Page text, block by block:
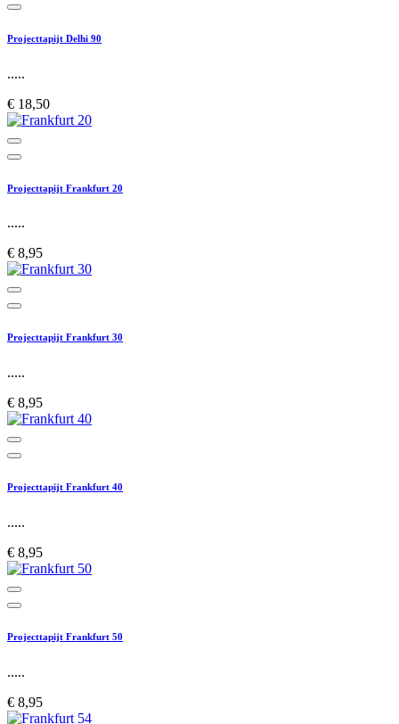
Projecttapijt Delhi 90
.....
€ 18,50
Projecttapijt Frankfurt 20
.....
€ 8,95
Projecttapijt Frankfurt 30
.....
€ 8,95
Projecttapijt Frankfurt 40
.....
€ 8,95
Projecttapijt Frankfurt 50
.....
€ 8,95